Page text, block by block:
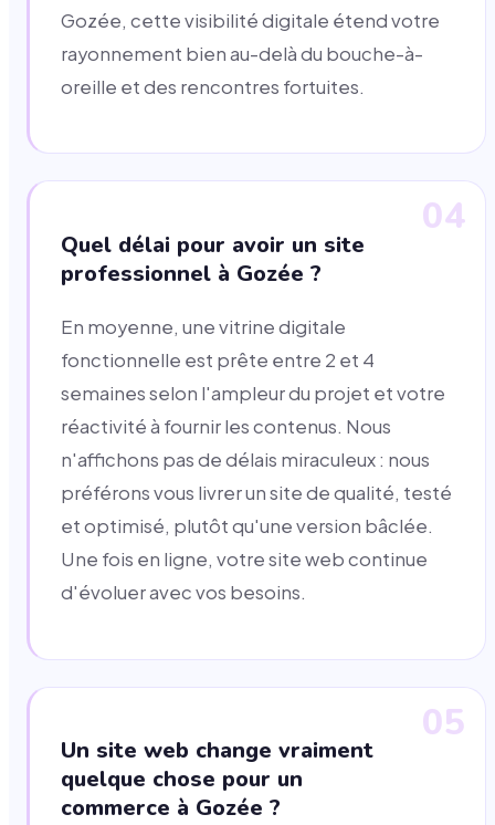
Gozée, cette visibilité digitale étend votre
rayonnement bien au-delà du bouche-à-
oreille et des rencontres fortuites.
04
Quel délai pour avoir un site
professionnel à Gozée ?
En moyenne, une vitrine digitale
fonctionnelle est prête entre 2 et 4
semaines selon l'ampleur du projet et votre
réactivité à fournir les contenus. Nous
n'affichons pas de délais miraculeux : nous
préférons vous livrer un site de qualité, testé
et optimisé, plutôt qu'une version bâclée.
Une fois en ligne, votre site web continue
d'évoluer avec vos besoins.
05
Un site web change vraiment
quelque chose pour un
commerce à Gozée ?